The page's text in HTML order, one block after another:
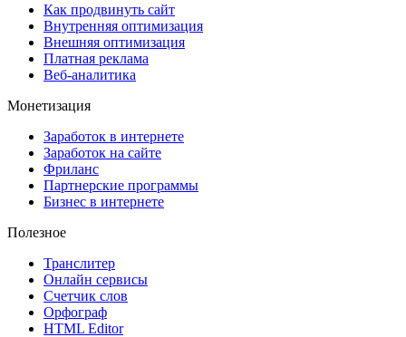
Как продвинуть сайт
Внутренняя оптимизация
Внешняя оптимизация
Платная реклама
Веб-аналитика
Монетизация
Заработок в интернете
Заработок на сайте
Фриланс
Партнерские программы
Бизнес в интернете
Полезное
Транслитер
Онлайн сервисы
Счетчик слов
Орфограф
HTML Editor